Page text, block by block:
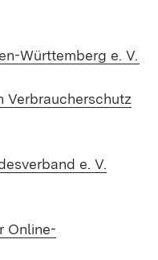
Württemberg e. V.
Verbraucherschutz
e. V.
Online-